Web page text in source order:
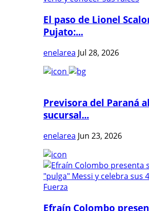
El paso de Lionel
Pujato:...
enelarea Jul 28, 2026
Previsora del Paraná
sucursal...
enelarea Jun 23, 2026
Efraín Colombo